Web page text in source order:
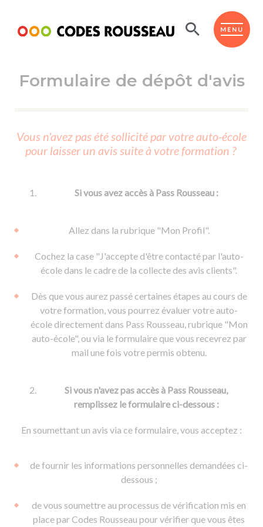
MENU
ESPACE ÉLÈVE
Code de la route
Passer l'ASSR
Réviser le code
Passer l'ETM
Permis voiture
Permis remorque
Permis & handicap
d'apprentissage
De la conduite en voiture
De la conduite à moto
Voir tous les supports
Formations pro.
Permis poids lourd
Formation FCO
Formation CACES
Devenir enseignant de la conduite
Ressources
Formulaire de dépôt d'avis
Vous n'avez pas été sollicité par votre auto-école
pour laisser un avis suite à votre formation ?
Si vous avez accès à Pass Rousseau :
Allez dans la rubrique "Mon Profil".
Cochez la case "J'accepte d'être contacté par l'auto-
école dans le cadre de la collecte des avis clients".
Dès que vous aurez passé certaines étapes au cours de
votre formation, vous pourrez évaluer votre auto-
école directement dans Pass Rousseau, rubrique "Mon
auto-école", ou via le formulaire que vous recevrez par
mail une fois votre permis obtenu.
Si vous n'avez pas accès à Pass Rousseau,
remplissez le formulaire ci-dessous :
En soumettant un avis via ce formulaire, vous acceptez :
de fournir les informations personnelles demandées ci-
dessous ;
de vous soumettre au processus de vérification mis en
place par Codes Rousseau pour vérifier que vous êtes